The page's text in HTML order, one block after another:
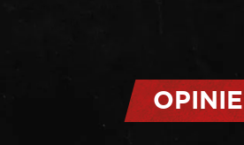
OPINIE